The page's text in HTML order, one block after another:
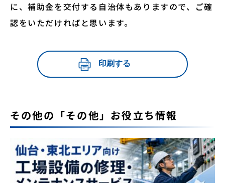
に、補助金を交付する自治体もありますので、ご確
認をいただければと思います。
その他の「その他」お役立ち情報